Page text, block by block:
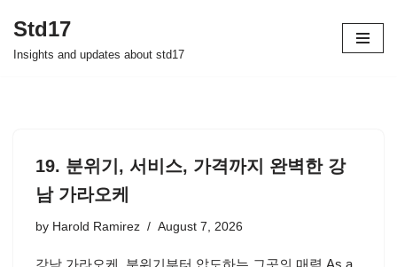
Skip
Std17
Insights and updates about std17
19. 분위기, 서비스, 가격까지 완벽한 강
남 가라오케
by Harold Ramirez August 7, 2026
강남 가라오케, 분위기부터 압도하는 그곳의 매력 As a